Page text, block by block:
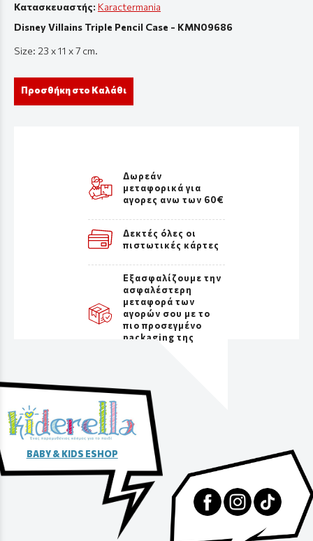
Κατασκευαστής: Karactermania
Disney Villains Triple Pencil Case - KMN09686
Size: 23 x 11 x 7 cm.
Προσθήκη στο Καλάθι
Δωρεάν
μεταφορικά για
αγορες ανω των 60€
Δεκτές όλες οι
πιστωτικές κάρτες
Εξασφαλίζουμε την
ασφαλέστερη
μεταφορά των
αγορών σου με το
πιο προσεγμένο
packaging της
BABY & KIDS ESHOP